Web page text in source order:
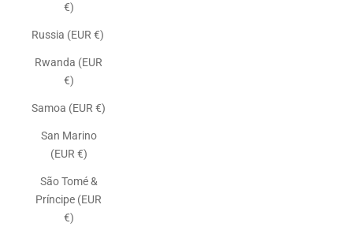
€)
Russia (EUR €)
Rwanda (EUR
€)
Samoa (EUR €)
San Marino
(EUR €)
São Tomé &
Príncipe (EUR
€)